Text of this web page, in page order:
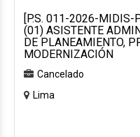
[P.S. 011-2026-MIDIS-
(01) ASISTENTE
DE PLANEAMIENTO,
MODERNIZACIÓN
Cancelado
Lima